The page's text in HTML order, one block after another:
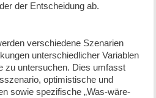
der Entscheidung ab.
verschiedene Szenarien
unterschiedlicher Variablen
zu untersuchen. Dies umfasst
optimistische und
sowie spezifische „Was-wäre-